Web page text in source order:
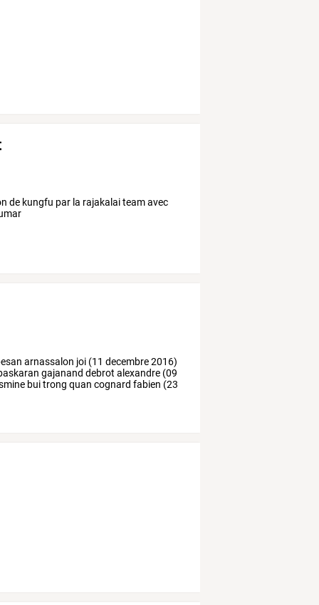
de kungfu par la rajakalai team avec
arnassalon joi (11 decembre2016)
gajanand debrot alexandre (09
buitrong quan cognard fabien (23